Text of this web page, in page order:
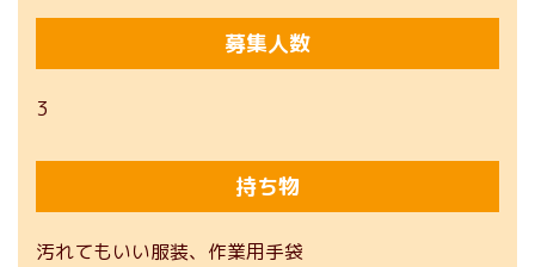
募集人数
3
持ち物
汚れてもいい服装、作業用手袋